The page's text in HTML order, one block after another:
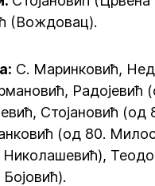
(Вождовац).
С. Маринковић,
Радојевић
Стојановић (од
(од 80.